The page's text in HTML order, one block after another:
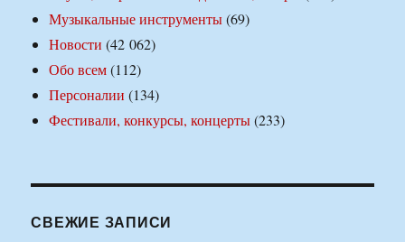
Музыкальные инструменты(69)
Новости (42 062)
Обо всем(112)
Персоналии (134)
Фестивали, конкурсы, концерты(233)
СВЕЖИЕ ЗАПИСИ